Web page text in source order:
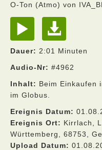
O-Ton (Atmo) von
Dauer: 2:01 Minuten
Audio-Nr: #4962
Inhalt: Beim Einkaufen
im Globus.
Ereignis Datum:
Ereignis Ort: Kirrlach,
Württemberg, 68753,
Upload Datum: